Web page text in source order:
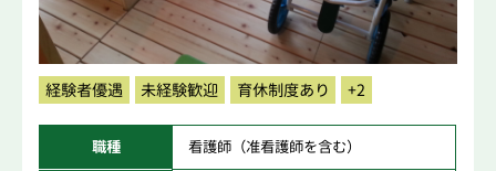
経験者優遇 未経験歓迎 育休制度あり +2
職種 看護師（准看護師を含む）